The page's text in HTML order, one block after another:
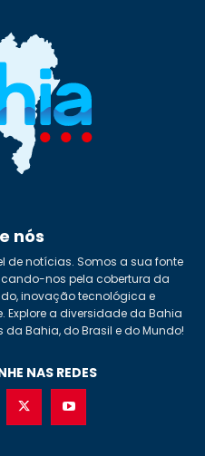
nós
de notícias. Somos a sua fonte
nos pela cobertura da
inovação tecnológica e
a diversidade da Bahia
Bahia, do Brasil e do Mundo!
NAS REDES